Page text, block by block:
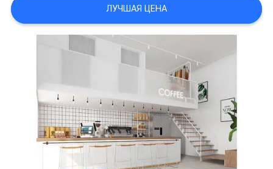
ПОЛИТИКА
КОНФИДЕНЦИАЛЬНОСТИ
ЛУЧШАЯ ЦЕНА